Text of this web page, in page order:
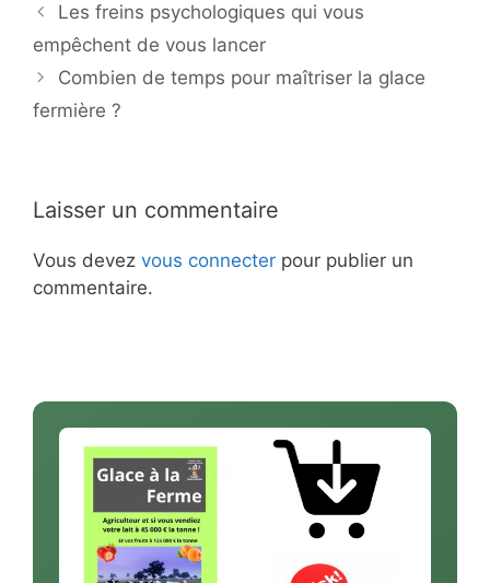
Les freins psychologiques qui vous
empêchent de vous lancer
Combien de temps pour maîtriser la glace
fermière ?
Laisser un commentaire
Vous devez vous connecter pour publier un
commentaire.